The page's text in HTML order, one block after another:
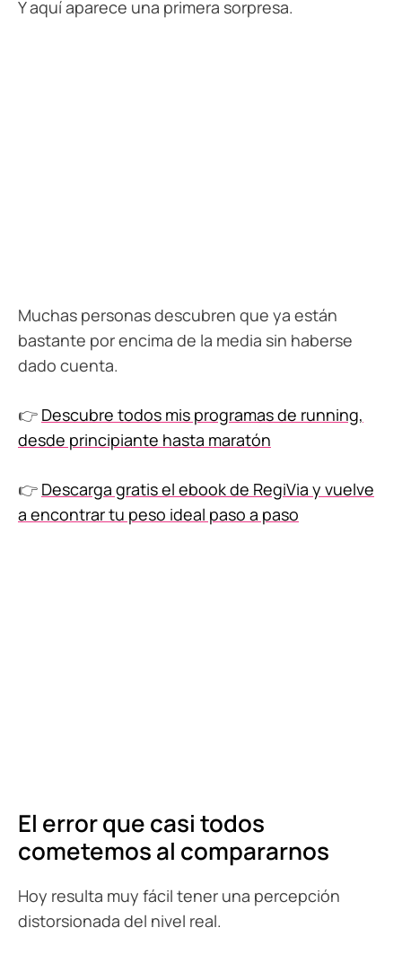
Y aquí aparece una primera sorpresa.
Muchas personas descubren que ya están
bastante por encima de la media sin haberse
dado cuenta.
👉 Descubre todos mis programas de running,
desde principiante hasta maratón
👉 Descarga gratis el ebook de RegiVia y vuelve
a encontrar tu peso ideal paso a paso
El error que casi todos
cometemos al compararnos
Hoy resulta muy fácil tener una percepción
distorsionada del nivel real.